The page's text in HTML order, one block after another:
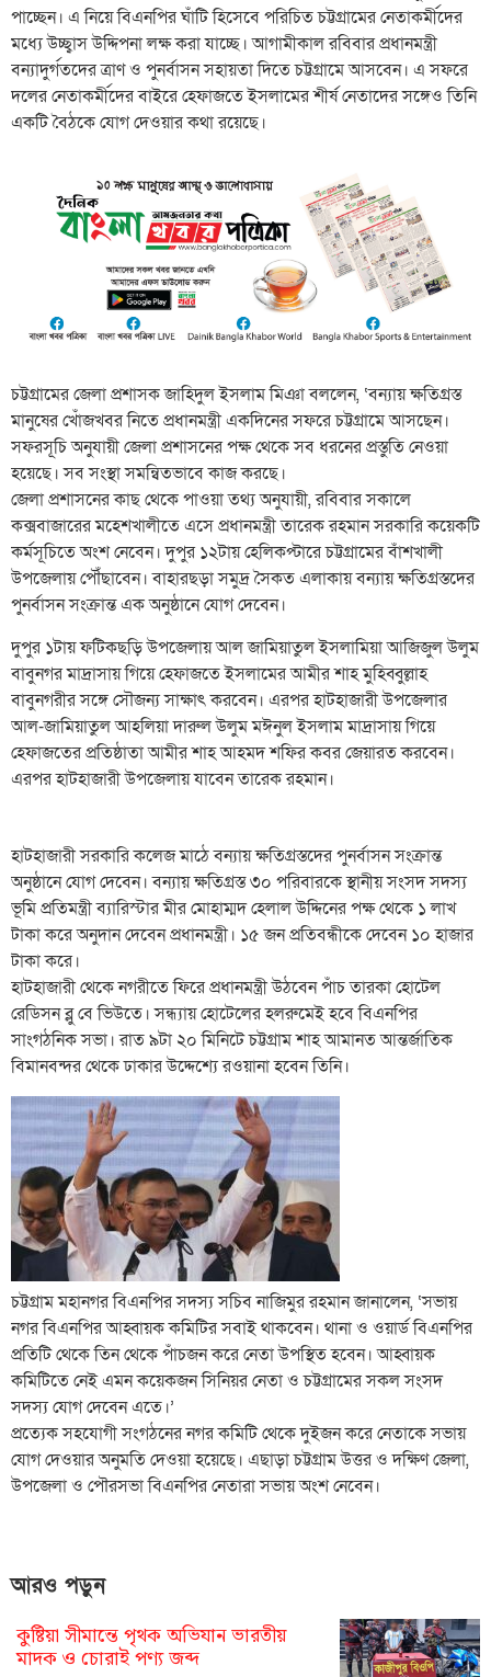
পাচ্ছেন। এ নিয়ে বিএনপির ঘাঁটি হিসেবে পরিচিত চট্টগ্রামের নেতাকর্মীদের
মধ্যে উচ্ছ্বাস উদ্দিপনা লক্ষ করা যাচ্ছে। আগামীকাল রবিবার প্রধানমন্ত্রী
বন্যাদুর্গতদের ত্রাণ ও পুনর্বাসন সহায়তা দিতে চট্টগ্রামে আসবেন। এ সফরে
দলের নেতাকর্মীদের বাইরে হেফাজতে ইসলামের শীর্ষ নেতাদের সঙ্গেও তিনি
একটি বৈঠকে যোগ দেওয়ার কথা রয়েছে।
চট্টগ্রামের জেলা প্রশাসক জাহিদুল ইসলাম মিঞা বললেন, ‘বন্যায় ক্ষতিগ্রস্ত
মানুষের খোঁজখবর নিতে প্রধানমন্ত্রী একদিনের সফরে চট্টগ্রামে আসছেন।
সফরসূচি অনুযায়ী জেলা প্রশাসনের পক্ষ থেকে সব ধরনের প্রস্তুতি নেওয়া
হয়েছে। সব সংস্থা সমন্বিতভাবে কাজ করছে।
জেলা প্রশাসনের কাছ থেকে পাওয়া তথ্য অনুযায়ী, রবিবার সকালে
কক্সবাজারের মহেশখালীতে এসে প্রধানমন্ত্রী তারেক রহমান সরকারি কয়েকটি
কর্মসূচিতে অংশ নেবেন। দুপুর ১২টায় হেলিকপ্টারে চট্টগ্রামের বাঁশখালী
উপজেলায় পৌঁছাবেন। বাহারছড়া সমুদ্র সৈকত এলাকায় বন্যায় ক্ষতিগ্রস্তদের
পুনর্বাসন সংক্রান্ত এক অনুষ্ঠানে যোগ দেবেন।
দুপুর ১টায় ফটিকছড়ি উপজেলায় আল জামিয়াতুল ইসলামিয়া আজিজুল উলুম
বাবুনগর মাদ্রাসায় গিয়ে হেফাজতে ইসলামের আমীর শাহ মুহিব্বুল্লাহ
বাবুনগরীর সঙ্গে সৌজন্য সাক্ষাৎ করবেন। এরপর হাটহাজারী উপজেলার
আল-জামিয়াতুল আহলিয়া দারুল উলুম মঈনুল ইসলাম মাদ্রাসায় গিয়ে
হেফাজতের প্রতিষ্ঠাতা আমীর শাহ আহমদ শফির কবর জেয়ারত করবেন।
এরপর হাটহাজারী উপজেলায় যাবেন তারেক রহমান।
হাটহাজারী সরকারি কলেজ মাঠে বন্যায় ক্ষতিগ্রস্তদের পুনর্বাসন সংক্রান্ত
অনুষ্ঠানে যোগ দেবেন। বন্যায় ক্ষতিগ্রস্ত ৩০ পরিবারকে স্থানীয় সংসদ সদস্য
ভূমি প্রতিমন্ত্রী ব্যারিস্টার মীর মোহাম্মদ হেলাল উদ্দিনের পক্ষ থেকে ১ লাখ
টাকা করে অনুদান দেবেন প্রধানমন্ত্রী। ১৫ জন প্রতিবন্ধীকে দেবেন ১০ হাজার
টাকা করে।
হাটহাজারী থেকে নগরীতে ফিরে প্রধানমন্ত্রী উঠবেন পাঁচ তারকা হোটেল
রেডিসন ব্লু বে ভিউতে। সন্ধ্যায় হোটেলের হলরুমেই হবে বিএনপির
সাংগঠনিক সভা। রাত ৯টা ২০ মিনিটে চট্টগ্রাম শাহ আমানত আন্তর্জাতিক
বিমানবন্দর থেকে ঢাকার উদ্দেশ্যে রওয়ানা হবেন তিনি।
চট্টগ্রাম মহানগর বিএনপির সদস্য সচিব নাজিমুর রহমান জানালেন, ‘সভায়
নগর বিএনপির আহ্বায়ক কমিটির সবাই থাকবেন। থানা ও ওয়ার্ড বিএনপির
প্রতিটি থেকে তিন থেকে পাঁচজন করে নেতা উপস্থিত হবেন। আহ্বায়ক
কমিটিতে নেই এমন কয়েকজন সিনিয়র নেতা ও চট্টগ্রামের সকল সংসদ
সদস্য যোগ দেবেন এতে।’
প্রত্যেক সহযোগী সংগঠনের নগর কমিটি থেকে দুইজন করে নেতাকে সভায়
যোগ দেওয়ার অনুমতি দেওয়া হয়েছে। এছাড়া চট্টগ্রাম উত্তর ও দক্ষিণ জেলা,
উপজেলা ও পৌরসভা বিএনপির নেতারা সভায় অংশ নেবেন।
আরও পড়ুন
কুষ্টিয়া সীমান্তে পৃথক অভিযান ভারতীয়
মাদক ও চোরাই পণ্য জব্দ